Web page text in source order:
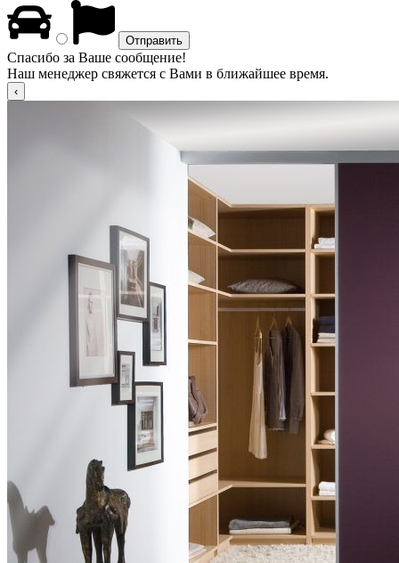
Спасибо за Ваше сообщение!
Наш менеджер свяжется с Вами в ближайшее время.